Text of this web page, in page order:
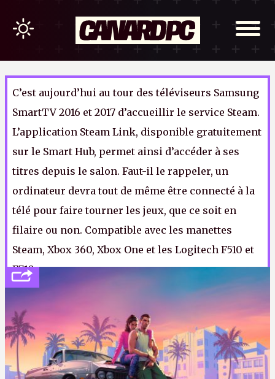
C’est aujourd’hui au tour des téléviseurs Samsung
SmartTV 2016 et 2017 d’accueillir le service Steam.
L’application Steam Link, disponible gratuitement
sur le Smart Hub, permet ainsi d’accéder à ses
titres depuis le salon. Faut-il le rappeler, un
ordinateur devra tout de même être connecté à la
télé pour faire tourner les jeux, que ce soit en
filaire ou non. Compatible avec les manettes
Steam, Xbox 360, Xbox One et les Logitech F510 et
F710.